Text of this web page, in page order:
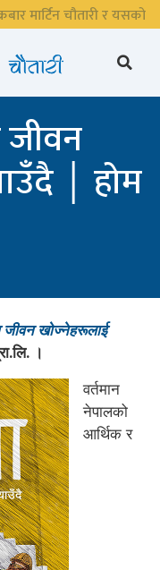
मार्टिन चौतारी र यसको
│ होम
जीवन खोज्नेहरूलाई
।
वर्तमान
नेपालको
आर्थिक र